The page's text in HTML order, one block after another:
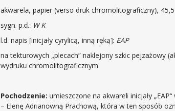
akwarela, papier (verso druk chromolitograficzny),
sygn. p.d.: W K
l.d. napis [inicjały cyrylicą, inną ręką]: EAP
na tekturowych „plecach“ naklejony szkic pejzażowy
wydruku chromolitograficznym
Pochodzenie: umieszczone na akwareli inicjały
– Elenę Adrianowną Prachową, która w ten sposób